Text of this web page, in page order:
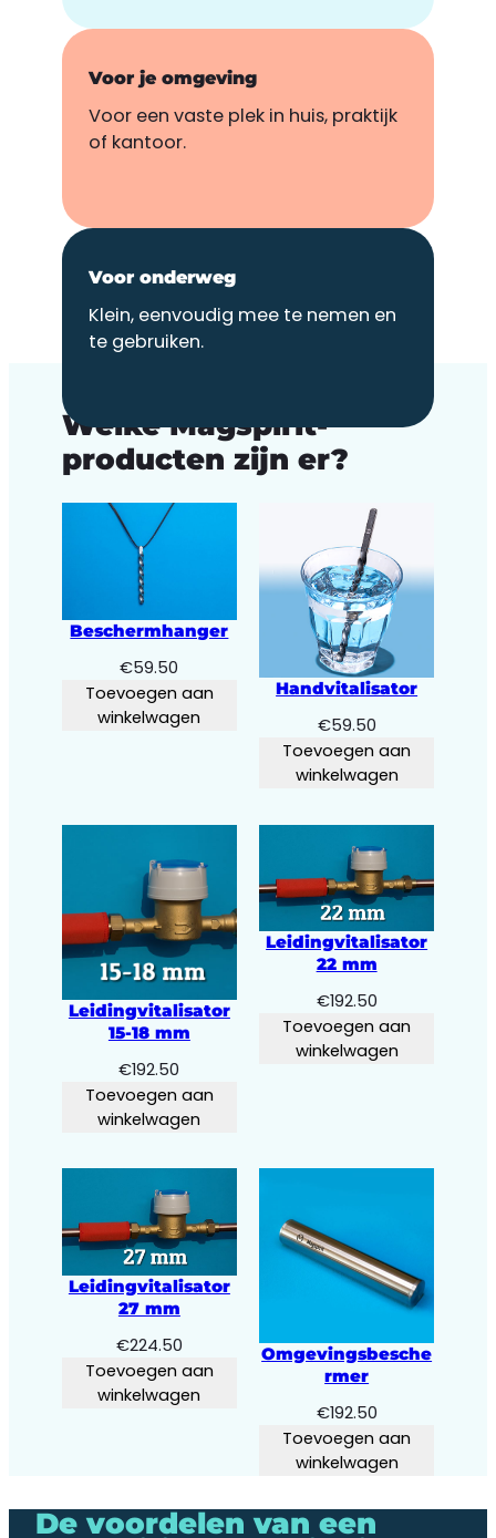
Voor je omgeving
Voor een vaste plek in huis, praktijk
of kantoor.
Voor onderweg
Klein, eenvoudig mee te nemen en
te gebruiken.
Welke Magspirit-
producten zijn er?
Beschermhanger
€59.50
Toevoegen aan
winkelwagen
Handvitalisator
€59.50
Toevoegen aan
winkelwagen
Leidingvitalisator
15-18 mm
€192.50
Toevoegen aan
winkelwagen
Leidingvitalisator
22 mm
€192.50
Toevoegen aan
winkelwagen
Leidingvitalisator
27 mm
€224.50
Toevoegen aan
winkelwagen
Omgevingsbesche
rmer
€192.50
Toevoegen aan
winkelwagen
De voordelen van een